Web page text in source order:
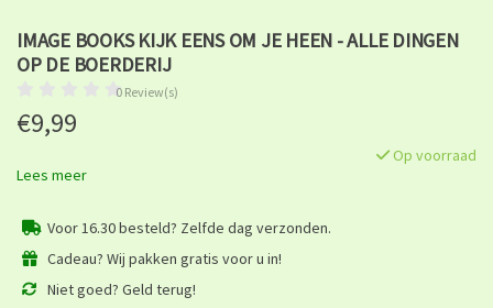
IMAGE BOOKS KIJK EENS OM JE HEEN - ALLE DINGEN
OP DE BOERDERIJ
0 Review(s)
€9,99
Op voorraad
Lees meer
Voor 16.30 besteld? Zelfde dag verzonden.
Cadeau? Wij pakken gratis voor u in!
Niet goed? Geld terug!